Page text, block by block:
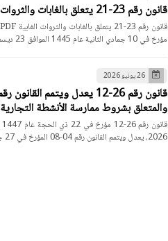
قانون رقم 23-21 يتعلق بالغابات والثروات الغابية PDF
مؤرخ في 10 جمادي الثانية عام 1445 الموافق 23 ديسم…
26 يونيو 2026
والمتعلق بشروط ممارسة الأنشطة التجارية
2026، يعدل ويتمم القانون رقم 04-08 المؤرخ في 27 جماد…